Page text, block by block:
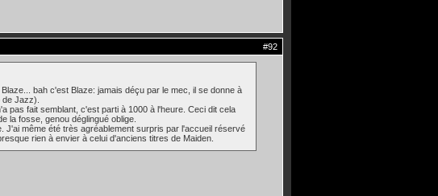
#92
bah c'est Blaze: jamais déçu par le mec, il se donne à
Jazz).
pas fait semblant, c'est parti à 1000 à l'heure. Ceci dit cela
la fosse, genou déglingué oblige.
J'ai même été très agréablement surpris par l'accueil réservé
rien à envier à celui d'anciens titres de Maiden.